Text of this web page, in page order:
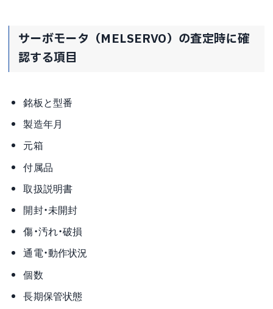
サーボモータ（MELSERVO）の査定時に確
認する項目
銘板と型番
製造年月
元箱
付属品
取扱説明書
開封・未開封
傷・汚れ・破損
通電・動作状況
個数
長期保管状態